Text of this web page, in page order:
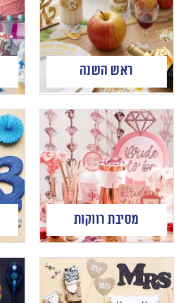
ראש השנה
מסיבת רווקות